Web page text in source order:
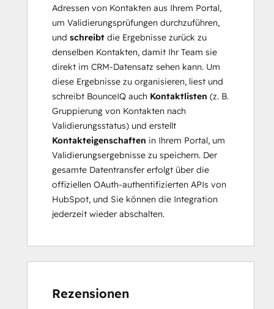
Adressen von Kontakten aus Ihrem Portal,
um Validierungsprüfungen durchzuführen,
und schreibt die Ergebnisse zurück zu
denselben Kontakten, damit Ihr Team sie
direkt im CRM-Datensatz sehen kann. Um
diese Ergebnisse zu organisieren, liest und
schreibt BounceIQ auch Kontaktlisten (z. B.
Gruppierung von Kontakten nach
Validierungsstatus) und erstellt
Kontakteigenschaften in Ihrem Portal, um
Validierungsergebnisse zu speichern. Der
gesamte Datentransfer erfolgt über die
offiziellen OAuth-authentifizierten APIs von
HubSpot, und Sie können die Integration
jederzeit wieder abschalten.
Rezensionen